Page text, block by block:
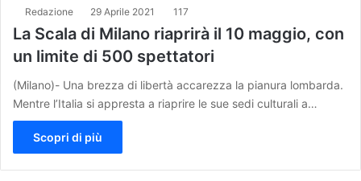
Redazione 29 Aprile 2021 117
La Scala di Milano riaprirà il 10 maggio, con
un limite di 500 spettatori
(Milano)- Una brezza di libertà accarezza la pianura lombarda.
Mentre l’Italia si appresta a riaprire le sue sedi culturali a…
Scopri di più